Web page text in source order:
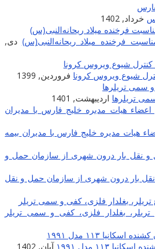
خرداد, 1402
فرخنده میلاد ریحانه‌النبی(س) دی,
شیوع ویروس کرونا فروردین, 1399
تریلرها اردیبهشت, 1401
مدیره خلیج فارس با مدیران بیمه
بار درون شهری از سازمان حمل و نقل
آبان, 1402